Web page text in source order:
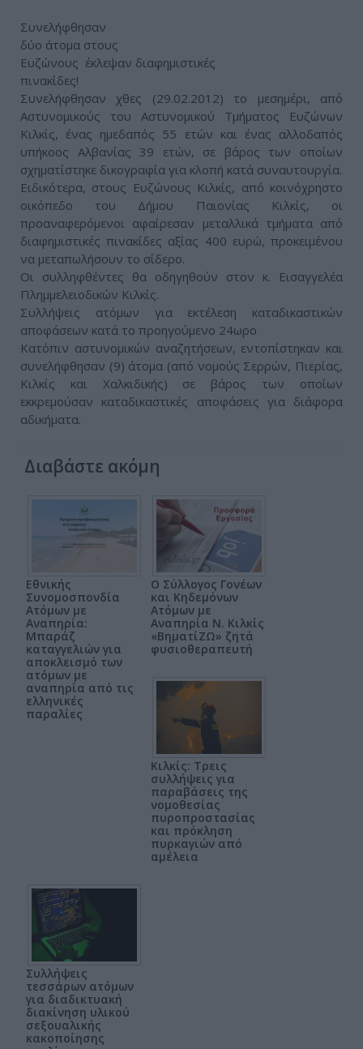
Συνελήφθησαν
δύο άτομα στους
Ευζώνους έκλεψαν διαφημιστικές
πινακίδες!
Συνελήφθησαν χθες (29.02.2012) το μεσημέρι, από
Αστυνομικούς του Αστυνομικού Τμήματος Ευζώνων
Κιλκίς, ένας ημεδαπός 55 ετών και ένας αλλοδαπός
υπήκοος Αλβανίας 39 ετών, σε βάρος των οποίων
σχηματίστηκε δικογραφία για κλοπή κατά συναυτουργία.
Ειδικότερα, στους Ευζώνους Κιλκίς, από κοινόχρηστο
οικόπεδο του Δήμου Παιονίας Κιλκίς, οι
προαναφερόμενοι αφαίρεσαν μεταλλικά τμήματα από
διαφημιστικές πινακίδες αξίας 400 ευρώ, προκειμένου
να μεταπωλήσουν το σίδερο.
Οι συλληφθέντες θα οδηγηθούν στον κ. Εισαγγελέα
Πλημμελειοδικών Κιλκίς.
Συλλήψεις ατόμων για εκτέλεση καταδικαστικών
αποφάσεων κατά το προηγούμενο 24ωρο
Κατόπιν αστυνομικών αναζητήσεων, εντοπίστηκαν και
συνελήφθησαν (9) άτομα (από νομούς Σερρών, Πιερίας,
Κιλκίς και Χαλκιδικής) σε βάρος των οποίων
εκκρεμούσαν καταδικαστικές αποφάσεις για διάφορα
αδικήματα.
Διαβάστε ακόμη
Εθνικής
Συνομοσπονδία
Ατόμων με
Αναπηρία:
Μπαράζ
καταγγελιών για
αποκλεισμό των
ατόμων με
αναπηρία από τις
ελληνικές
παραλίες
O Σύλλογος Γονέων
και Κηδεμόνων
Ατόμων με
Αναπηρία Ν. Κιλκίς
«ΒηματίΖΩ» ζητά
φυσιοθεραπευτή
Κιλκίς: Τρεις
συλλήψεις για
παραβάσεις της
νομοθεσίας
πυροπροστασίας
και πρόκληση
πυρκαγιών από
αμέλεια
Συλλήψεις
τεσσάρων ατόμων
για διαδικτυακή
διακίνηση υλικού
σεξουαλικής
κακοποίησης